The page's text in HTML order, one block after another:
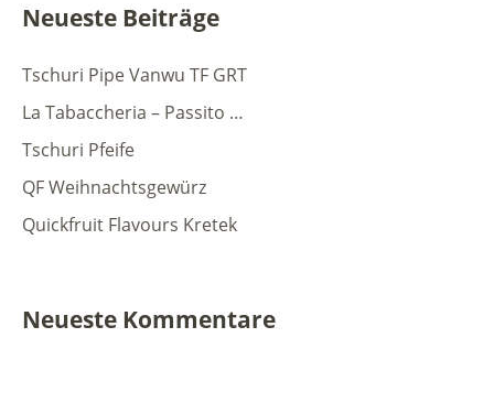
Neueste Beiträge
Tschuri Pipe Vanwu TF GRT
La Tabaccheria – Passito …
Tschuri Pfeife
QF Weihnachtsgewürz
Quickfruit Flavours Kretek
Neueste Kommentare